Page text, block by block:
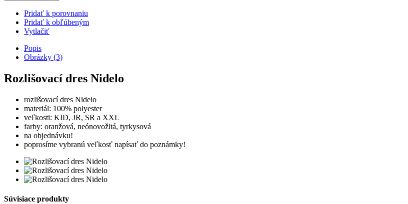
Pridať k porovnaniu
Pridať k obľúbeným
Vytlačiť
Popis
Obrázky (3)
Rozlišovací dres Nidelo
rozlišovací dres Nidelo
materiál: 100% polyester
veľkosti: KID, JR, SR a XXL
farby: oranžová, neónovožltá, tyrkysová
na objednávku!
poprosíme vybranú veľkosť napísať do poznámky!
Súvisiace produkty